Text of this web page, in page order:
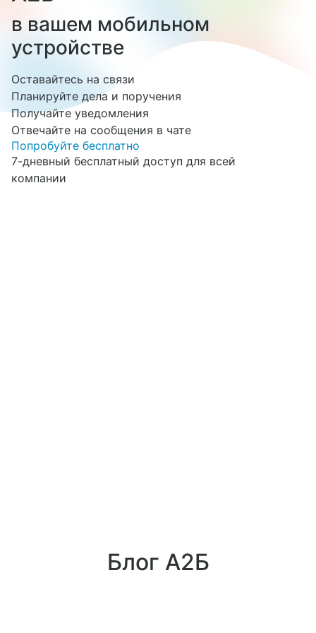
в вашем мобильном
устройстве
Оставайтесь на связи
Планируйте дела и поручения
Получайте уведомления
Отвечайте на сообщения в чате
Попробуйте бесплатно
7-дневный бесплатный доступ для всей
компании
Блог А2Б